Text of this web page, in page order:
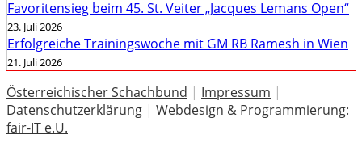
Favoritensieg beim 45. St. Veiter „Jacques Lemans Open“
23. Juli 2026
Erfolgreiche Trainingswoche mit GM RB Ramesh in Wien
21. Juli 2026
Österreichischer Schachbund | Impressum |
Datenschutzerklärung | Webdesign & Programmierung:
fair-IT e.U.